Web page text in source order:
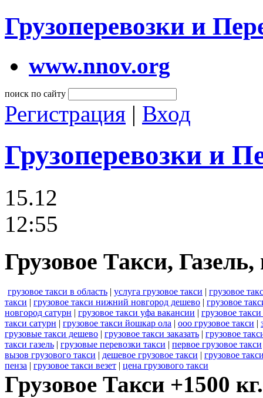
Грузоперевозки и
www.nnov.org
поиск по сайту
Регистрация | Вход
Грузоперевозки и
15.12
12:55
Грузовое Такси,
грузовое такси в область | услуга грузовое такси | грузовое
такси | грузовое такси нижний новгород дешево | грузовое
новгород сатурн | грузовое такси уфа вакансии | грузовое
такси сатурн | грузовое такси йошкар ола | ооо грузовое такси |
грузовые такси дешево | грузовое такси заказать | грузовое
такси газель | грузовые перевозки такси | первое грузовое такси
вызов грузового такси | дешевое грузовое такси | грузовое
пенза | грузовое такси везет | цена грузового такси
Грузовое Такси +1500 кг.